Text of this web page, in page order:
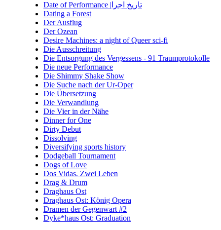
Date of Performance |تاریخ اجرا
Dating a Forest
Der Ausflug
Der Ozean
Desire Machines: a night of Queer sci-fi
Die Ausschreitung
Die Entsorgung des Vergessens - 91 Traumprotokolle
Die neue Performance
Die Shimmy Shake Show
Die Suche nach der Ur-Oper
Die Übersetzung
Die Verwandlung
Die Vier in der Nähe
Dinner for One
Dirty Debut
Dissolving
Diversifying sports history
Dodgeball Tournament
Dogs of Love
Dos Vidas. Zwei Leben
Drag & Drum
Draghaus Ost
Draghaus Ost: König Opera
Dramen der Gegenwart #2
Dyke*haus Ost: Graduation